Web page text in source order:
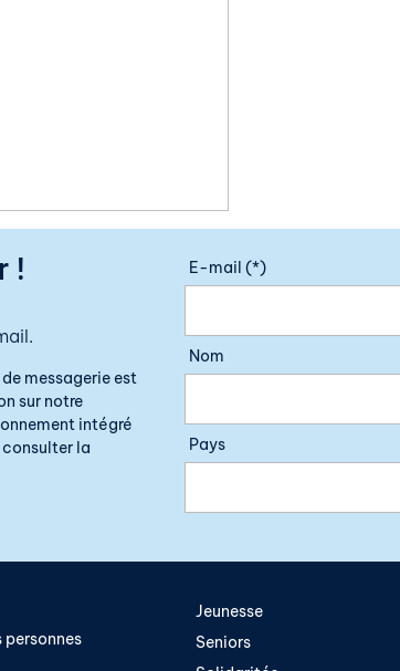
!
messagerie est
sur notre
intégré
consulter la
E-mail (*)
Nom
Pays
Jeunesse
Seniors